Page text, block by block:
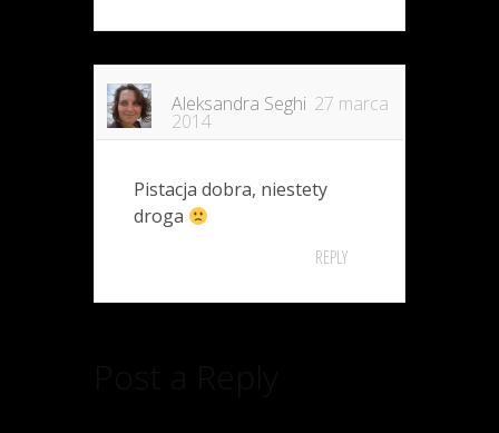
Aleksandra Seghi 27 marca
2014
Pistacja dobra, niestety
droga
REPLY